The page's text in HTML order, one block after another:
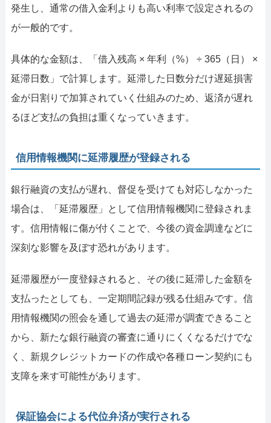
発生し、通常の借入金利よりも高い利率で設定されるの
が一般的です。
具体的な金額は、「借入残高 × 年利（%） ÷ 365（日） ×
延滞日数」で計算します。延滞した日数分だけ遅延損害
金が日割りで加算されていく仕組みのため、返済が遅れ
るほど支払の負担は重くなっていきます。
信用情報機関に延滞履歴が登録される
銀行融資の支払が遅れ、督促を受けても対応しなかった
場合は、「延滞履歴」として信用情報機関に登録されま
す。信用情報に傷が付くことで、今後の資金調達などに
深刻な影響を及ぼす恐れがあります。
延滞履歴が一度登録されると、その後に延滞した金額を
支払ったとしても、一定期間記録が残る仕組みです。信
用情報機関の照会を通して過去の延滞が調査できること
から、新たな銀行融資の審査に通りにくくなるだけでな
く、新規クレジットカードの作成や各種ローン契約にも
支障を来す可能性があります。
保証協会による代位弁済が実行される